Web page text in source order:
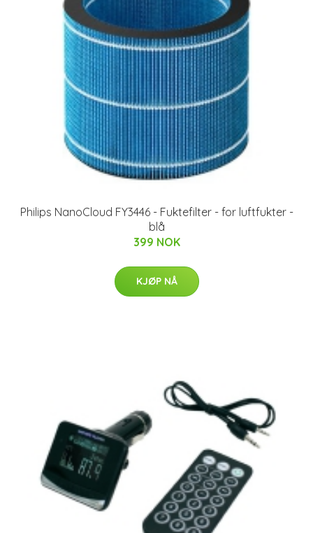
Philips NanoCloud FY3446 - Fuktefilter - for luftfukter -
blå
399 NOK
KJØP NÅ